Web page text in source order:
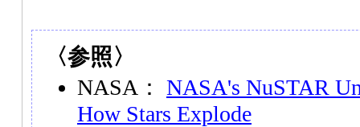
〈参照〉
NASA： NASA's NuSTAR
How Stars Explode